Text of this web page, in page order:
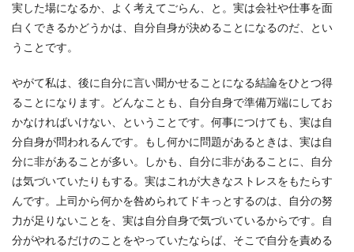
実した場になるか、よく考えてごらん、と。実は会社や仕事を面
白くできるかどうかは、自分自身が決めることになるのだ、とい
うことです。
やがて私は、後に自分に言い聞かせることになる結論をひとつ得
ることになります。どんなことも、自分自身で準備万端にしてお
かなければいけない、ということです。何事につけても、実は自
分自身が問われるんです。もし何かに問題があるときは、実は自
分に非があることが多い。しかも、自分に非があることに、自分
は気づいていたりもする。実はこれが大きなストレスをもたらす
んです。上司から何かを咎められてドキっとするのは、自分の努
力が足りないことを、実は自分自身で気づいているからです。自
分がやれるだけのことをやっていたならば、そこで自分を責める